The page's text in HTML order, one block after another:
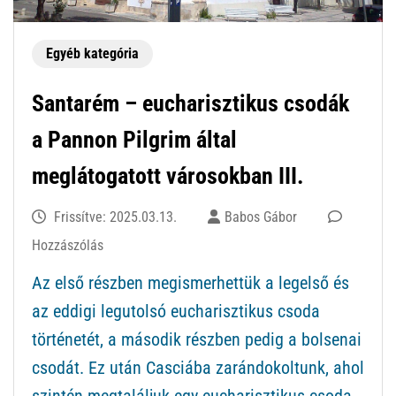
Egyéb kategória
Santarém – eucharisztikus csodák
a Pannon Pilgrim által
meglátogatott városokban III.
Frissítve: 2025.03.13.
Babos Gábor
Hozzászólásekkor:
Santarém
–
eucharisztikus
csodák
Az első részben megismerhettük a legelső és
az eddigi legutolsó eucharisztikus csoda
történetét, a második részben pedig a bolsenai
csodát. Ez után Casciába zarándokoltunk, ahol